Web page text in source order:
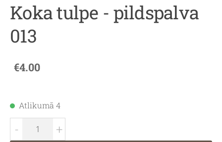
Koka tulpe - pildspalva
013
€4.00
Atlikumā 4
- +